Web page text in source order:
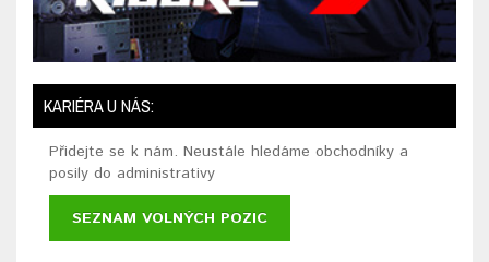
KARIÉRA U NÁS:
Přidejte se k nám. Neustále hledáme obchodníky a
posily do administrativy
SEZNAM VOLNÝCH POZIC